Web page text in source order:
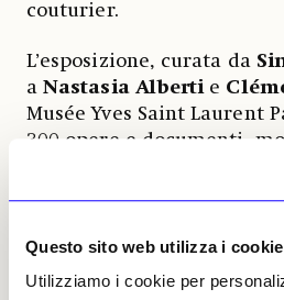
Questo sito web utilizza i cookie
Utilizziamo i cookie per
couturier.
L’esposizione, curata da
aNastasia Albertie
Musée Yves Saint Laurent
300 opere e documenti,
fotografia abbia
sociale degli ultimi
intrattenne infatti un